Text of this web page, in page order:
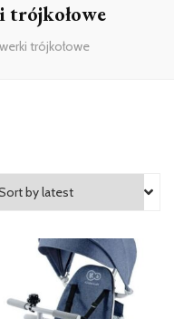
trójkołowe
trójkołowe